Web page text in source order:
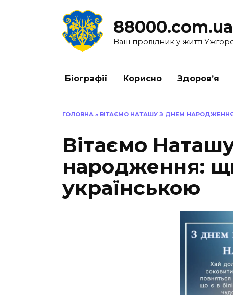
88000.com.ua
Ваш провідник у житті
Біографії Корисно Здоров’я
ГОЛОВНА » ВІТАЄМО НАТАШУ З ДНЕМ
Вітаємо
народження:
українською